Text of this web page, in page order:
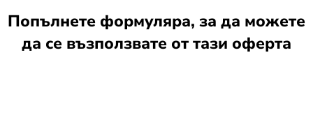
Попълнете формуляра, за да можете
да се възползвате от тази оферта